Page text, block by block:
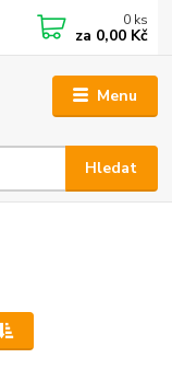
Menu
Hledat
0 ks
za 0,00 Kč